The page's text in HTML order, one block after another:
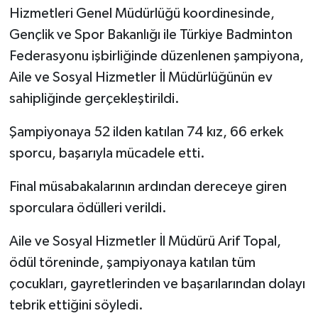
Hizmetleri Genel Müdürlüğü koordinesinde,
Gençlik ve Spor Bakanlığı ile Türkiye Badminton
Federasyonu işbirliğinde düzenlenen şampiyona,
Aile ve Sosyal Hizmetler İl Müdürlüğünün ev
sahipliğinde gerçekleştirildi.
Şampiyonaya 52 ilden katılan 74 kız, 66 erkek
sporcu, başarıyla mücadele etti.
Final müsabakalarının ardından dereceye giren
sporculara ödülleri verildi.
Aile ve Sosyal Hizmetler İl Müdürü Arif Topal,
ödül töreninde, şampiyonaya katılan tüm
çocukları, gayretlerinden ve başarılarından dolayı
tebrik ettiğini söyledi.